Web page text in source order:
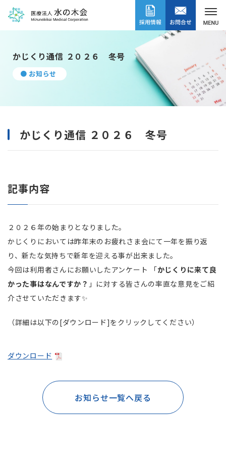
かじくり通信 ２０２６ 冬号
● お知らせ
かじくり通信 ２０２６ 冬号
記事内容
２０２６年の始まりとなりました。
かじくりにおいては昨年末のお疲れさま会にて一年を振り返
り、新たな気持ちで新年を迎える事が出来ました。
今回は利用者さんにお願いしたアンケート 「かじくりに来て良
かった事はなんですか？ 」に対する皆さんの率直な意見をご紹
介させていただきます✨
（詳細は以下の[ダウンロード]をクリックしてください）
ダウンロード
お知らせ一覧へ戻る